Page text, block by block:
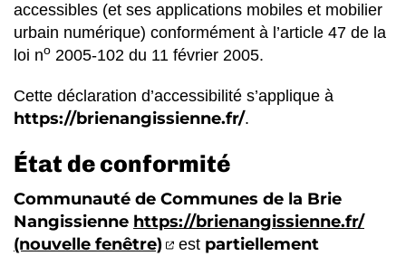
accessibles (et ses applications mobiles et mobilier
urbain numérique) conformément à l’article 47 de la
loi no 2005-102 du 11 février 2005.
Cette déclaration d’accessibilité s’applique à
https://brienangissienne.fr/.
État de conformité
Communauté de Communes de la Brie
Nangissienne https://brienangissienne.fr/
(nouvelle fenêtre) (ouverture dans un nouvel
est partiellement